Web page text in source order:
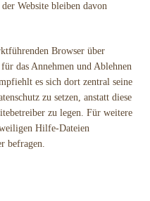
Website bleiben davon
Browser über
das Annehmen und Ablehnen
es sich dort zentral seine
zu setzen, anstatt diese
zu legen. Für weitere
Hilfe-Dateien
befragen.